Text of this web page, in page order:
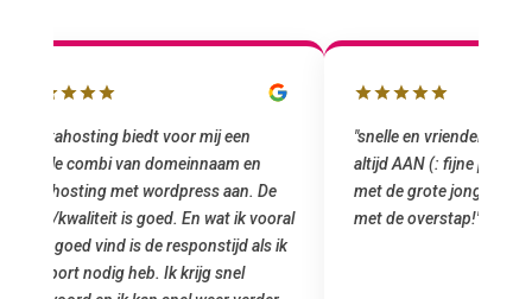
"snelle en vriendelijke service. staat
altijd AAN (: fijne prijzen vergeleken
met de grote jongens en dus nu al blij
met de overstap!"
"Top service. Ik
het installeren
was meteen
gemaakt. Top